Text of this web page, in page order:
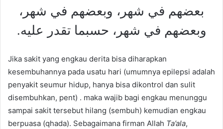
بعضهم في شهر، وبعضهم في شهر،
وبعضهم في شهر، حسبما تقدر عليه.
Jika sakit yang engkau derita bisa diharapkan
kesembuhannya pada usatu hari (umumnya epilepsi adalah
penyakit seumur hidup, hanya bisa dikontrol dan sulit
disembuhkan, pent) . maka wajib bagi engkau menunggu
sampai sakit tersebut hilang (sembuh) kemudian engkau
berpuasa (qhada). Sebagaimana firman Allah Ta’ala,